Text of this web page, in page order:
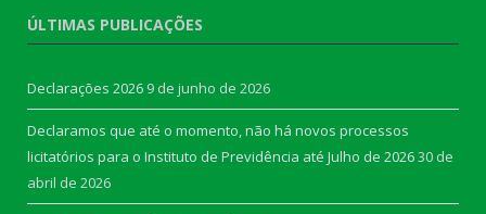
ÚLTIMAS PUBLICAÇÕES
Declarações 2026 9 de junho de 2026
Declaramos que até o momento, não há novos processos
licitatórios para o Instituto de Previdência até Julho de 202630 de
abril de 2026